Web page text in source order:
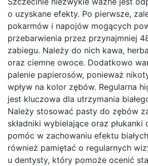
o uzyskane efekty. Po pierwsze,
pokarmów i napojów mogących
przebarwienia przez przynajmniej
zabiegu. Należy do nich kawa,
oraz ciemne owoce. Dodatkowo
palenie papierosów, ponieważ
wpływ na kolor zębów. Regularna
jest kluczowa dla utrzymania
Należy stosować pasty do zębów
składniki wybielające oraz
pomóc w zachowaniu efektu
również pamiętać o regularnych
u dentysty, który pomoże ocenić